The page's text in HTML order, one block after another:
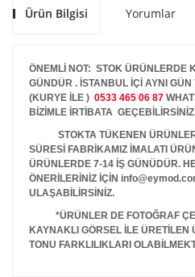
Ürün Bilgisi Yorumlar
ÖNEMLİ NOT: STOK ÜRÜNLERDE
GÜNDÜR . İSTANBUL İÇİ AYNI GÜN
(KURYE İLE ) 0533 465 06 87
BİZİMLE İRTİBATA GEÇEBİLİRSİNİZ
STOKTA TÜKENEN
SÜRESİ FABRİKAMIZ İMALATI
ÜRÜNLERDE 7-14 İŞ GÜNÜDÜR.
ÖNERİLERİNİZ İÇİN
ULAŞABİLİRSİNİZ.
*ÜRÜNLER DE FOTOĞRAF
KAYNAKLI GÖRSEL İLE
TONU FARKLILIKLARI